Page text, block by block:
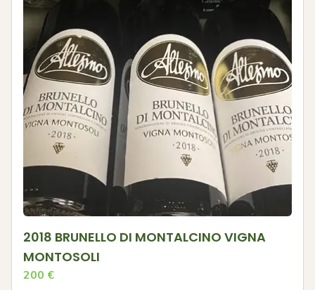
2018 BRUNELLO DI MONTALCINO VIGNA
MONTOSOLI
200 €